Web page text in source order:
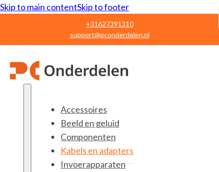
Skip to main contentSkip to footer
+31627391310
support@pconderdelen.nl
Accessoires
Beeld en geluid
Componenten
Kabels en adapters
Invoerapparaten